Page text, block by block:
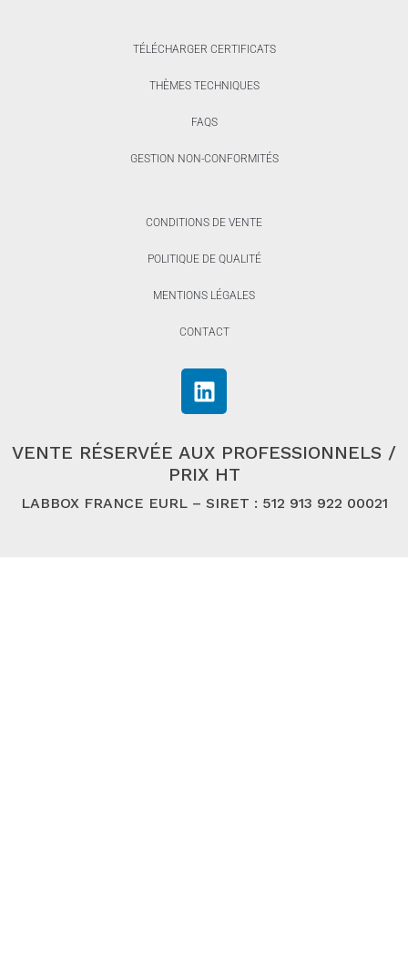
TÉLÉCHARGER CERTIFICATS
THÈMES TECHNIQUES
FAQS
GESTION NON-CONFORMITÉS
CONDITIONS DE VENTE
POLITIQUE DE QUALITÉ
MENTIONS LÉGALES
CONTACT
VENTE RÉSERVÉE AUX PROFESSIONNELS /
PRIX HT
LABBOX FRANCE EURL – SIRET : 512 913 922 00021